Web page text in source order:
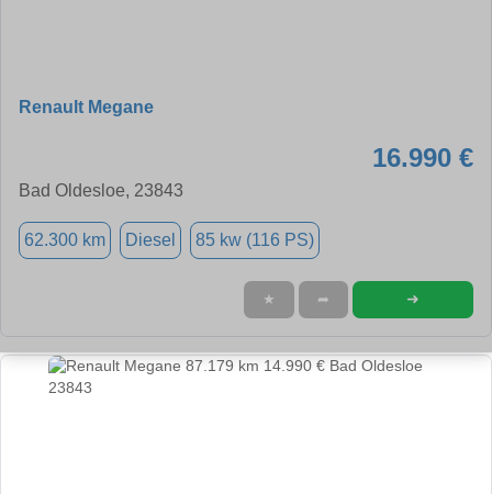
Renault Megane
16.990 €
Bad Oldesloe, 23843
62.300 km Diesel 85 kw (116 PS)
★ ➦ ➜